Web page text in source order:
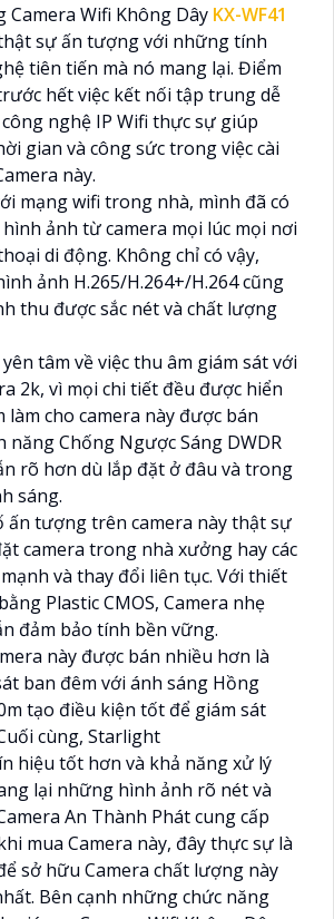
Camera Wifi Không Dây KX-WF41
sự ấn tượng với những tính
tiên tiến mà nó mang lại. Điểm
hết việc kết nối tập trung dễ
nghệ IP Wifi thực sự giúp
gian và công sức trong việc cài
này.
mạng wifi trong nhà, mình đã có
ảnh từ camera mọi lúc mọi nơi
di động. Không chỉ có vậy,
ảnh H.265/H.264+/H.264 cũng
thu được sắc nét và chất lượng
tâm về việc thu âm giám sát với
2k, vì mọi chi tiết đều được hiển
cho camera này được bán
năng Chống Ngược Sáng DWDR
rõ hơn dù lắp đặt ở đâu và trong
sáng.
ấn tượng trên camera này thật sự
camera trong nhà xưởng hay các
và thay đổi liên tục. Với thiết
Plastic CMOS, Camera nhẹ
đảm bảo tính bền vững.
này được bán nhiều hơn là
ban đêm với ánh sáng Hồng
tạo điều kiện tốt để giám sát
cùng, Starlight
hiệu tốt hơn và khả năng xử lý
lại những hình ảnh rõ nét và
An Thành Phát cung cấp
mua Camera này, đây thực sự là
sở hữu Camera chất lượng này
Bên cạnh những chức năng